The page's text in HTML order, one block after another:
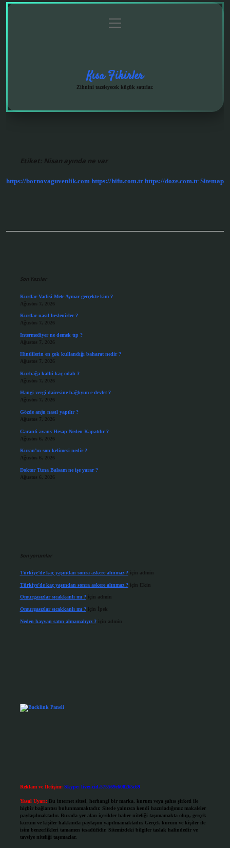
menüyü
aç
Kısa Fikirler
Zihnini tazeleyecek küçük satırlar.
Etiket: Nisan ayında ne var
https://bornovaguvenlik.com https://hifu.com.tr https://doze.com.tr Sitemap
Son Yazılar
Kurtlar Vadisi Mete Aymar gerçekte kim ?
Ağustos 7, 2026
Kurtlar nasıl beslenirler ?
Ağustos 7, 2026
Intermediyer ne demek tıp ?
Ağustos 7, 2026
Hintlilerin en çok kullandığı baharat nedir ?
Ağustos 7, 2026
Kurbağa kalbi kaç odalı ?
Ağustos 7, 2026
Hangi vergi dairesine bağlıyım e-devlet ?
Ağustos 7, 2026
Gözde anju nasıl yapılır ?
Ağustos 7, 2026
Garanti avans Hesap Neden Kapatılır ?
Ağustos 6, 2026
Kuran’ın son kelimesi nedir ?
Ağustos 6, 2026
Doktor Tuna Balsam ne işe yarar ?
Ağustos 6, 2026
Son yorumlar
Türkiye’de kaç yaşından sonra askere alınmaz ?için admin
Türkiye’de kaç yaşından sonra askere alınmaz ?için Ekin
Omurgasızlar sıcakkanlı mı ?için admin
Omurgasızlar sıcakkanlı mı ?için İpek
Neden hayvan satın almamalıyız ?için admin
Reklam ve İletişim: Skype: live:.cid.575569c608265c69
Yasal Uyarı: Bu internet sitesi, herhangi bir marka, kurum veya şahıs şirketi ile
hiçbir bağlantısı bulunmamaktadır. Sitede yalnızca kendi hazırladığımız makaleler
paylaşılmaktadır. Burada yer alan içerikler haber niteliği taşımamakta olup, gerçek
kurum ve kişiler hakkında paylaşım yapılmamaktadır. Gerçek kurum ve kişiler ile
isim benzerlikleri tamamen tesadüfidir. Sitemizdeki bilgiler taslak halindedir ve
tavsiye niteliği taşımazlar.